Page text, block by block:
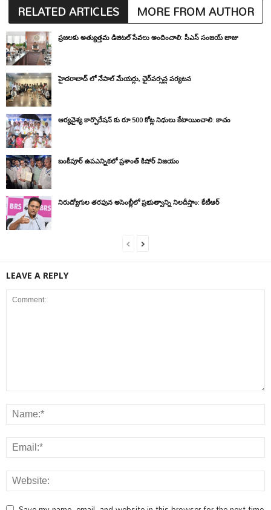
RELATED ARTICLES MORE FROM AUTHOR
ప్రజలకు అత్యుత్తమ డిజిటల్ సేవలు అందించాలి: సీఎస్ సంజయ్ జాజు
హైదరాబాద్ లో నేపాల్ మేయర్లు, ఛైర్‌పర్సన్ల పర్యటన
ఆర్యవైశ్య కార్పొరేషన్ కు రూ.500 కోట్ల నిధులు కేటాయించాలి: కాచం
బంకీపూర్ ఉపఎన్నికలో ప్రశాంత్ కిషోర్ విజయం
నిరుద్యోగుల తరఫున అసెంబ్లీలో ప్రభుత్వాన్ని నిలదీస్తాం: కేటీఆర్
LEAVE A REPLY